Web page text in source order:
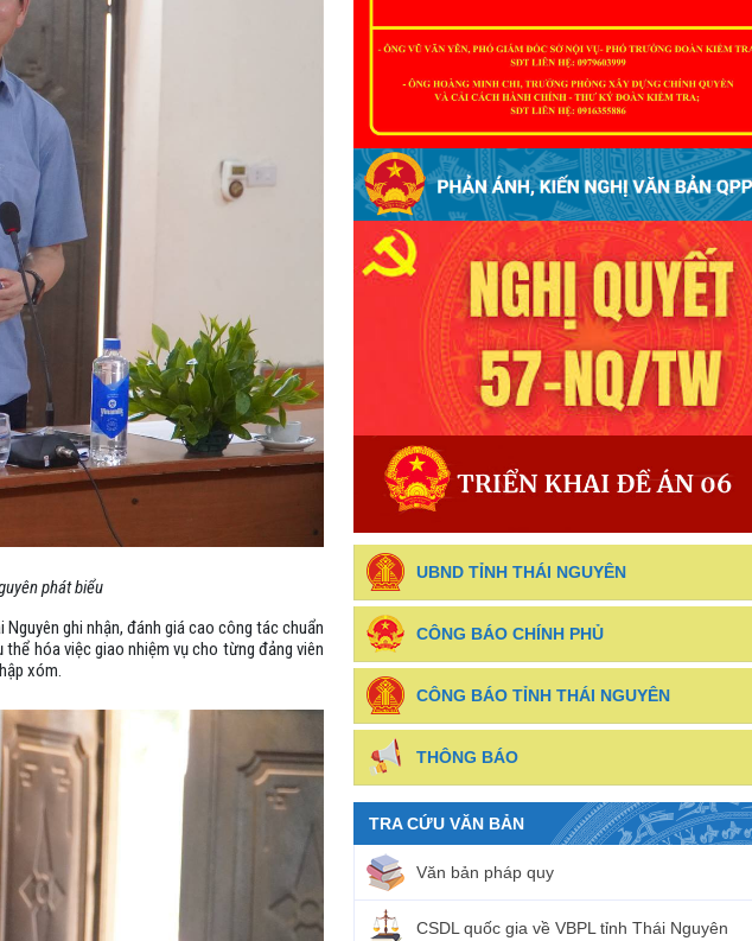
phát biểu
ghi nhận, đánh giá cao công tác chuẩn
hóa việc giao nhiệm vụ cho từng đảng viên
xóm.
UBND TỈNH THÁI NGUYÊN
CÔNG BÁO CHÍNH PHỦ
CÔNG BÁO TỈNH THÁI NGUYÊN
THÔNG BÁO
TRA CỨU VĂN BẢN
Văn bản pháp quy
CSDL quốc gia về VBPL tỉnh Thái Nguyên